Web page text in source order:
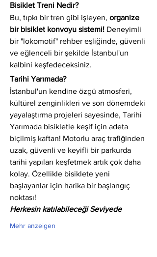
Bisiklet Treni Nedir?
Bu, tıpkı bir tren gibi işleyen, organize
bir bisiklet konvoyu sistemi! Deneyimli
bir "lokomotif" rehber eşliğinde, güvenli
ve eğlenceli bir şekilde İstanbul'un
kalbini keşfedeceksiniz.
Tarihi Yarımada?
İstanbul'un kendine özgü atmosferi,
kültürel zenginlikleri ve son dönemdeki
yayalaştırma projeleri sayesinde, Tarihi
Yarımada bisikletle keşif için adeta
biçilmiş kaftan! Motorlu araç trafiğinden
uzak, güvenli ve keyifli bir parkurda
tarihi yapıları keşfetmek artık çok daha
kolay. Özellikle bisiklete yeni
başlayanlar için harika bir başlangıç
noktası!
Herkesin katılabileceği Seviyede
Mehr anzeigen